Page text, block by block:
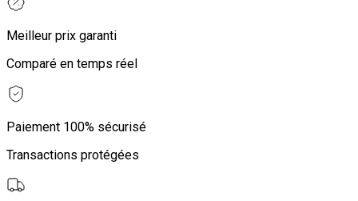
Meilleur prix garanti
Comparé en temps réel
Paiement 100% sécurisé
Transactions protégées